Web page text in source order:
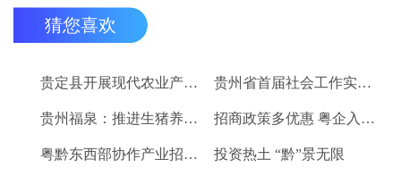
猜您喜欢
贵定县开展现代农业产业“稻+N”田间示范技术培训 贵州省首届社会工作实务技能大赛启动
贵州福泉：推进生猪养殖现代化 开创产业发展新格局 招商政策多优惠 粤企入黔得实惠
粤黔东西部协作产业招商对接会将于9月8日举行 投资热土 “黔”景无限